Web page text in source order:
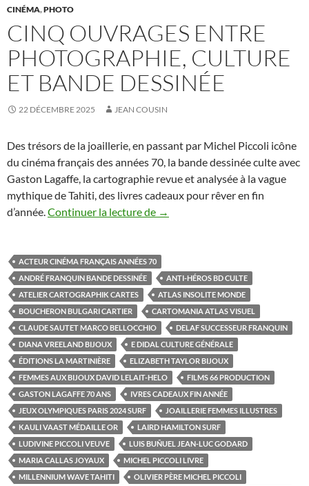
CINÉMA,PHOTO
CINQ OUVRAGES ENTRE
PHOTOGRAPHIE, CULTURE
ET BANDE DESSINÉE
22 DÉCEMBRE 2025 JEAN COUSIN
Des trésors de la joaillerie, en passant par Michel Piccoli icône
du cinéma français des années 70, la bande dessinée culte avec
Gaston Lagaffe, la cartographie revue et analysée à la vague
mythique de Tahiti, des livres cadeaux pour rêver en fin
d’année.Continuer la lecture de Cinq ouvrages entre
→
ACTEUR CINÉMA FRANÇAIS ANNÉES 70
ANDRÉ FRANQUIN BANDE DESSINÉE
ANTI-HÉROS BD CULTE
ATELIER CARTOGRAPHIK CARTES
ATLAS INSOLITE MONDE
BOUCHERON BULGARI CARTIER
CARTOMANIA ATLAS VISUEL
CLAUDE SAUTET MARCO BELLOCCHIO
DELAF SUCCESSEUR FRANQUIN
DIANA VREELAND BIJOUX
E DIDAL CULTURE GÉNÉRALE
ÉDITIONS LA MARTINIÈRE
ELIZABETH TAYLOR BIJOUX
FEMMES AUX BIJOUX DAVID LELAIT-HELO
FILMS 66 PRODUCTION
GASTON LAGAFFE 70 ANS
IVRES CADEAUX FIN ANNÉE
JEUX OLYMPIQUES PARIS 2024 SURF
JOAILLERIE FEMMES ILLUSTRES
KAULI VAAST MÉDAILLE OR
LAIRD HAMILTON SURF
LUDIVINE PICCOLI VEUVE
LUIS BUÑUEL JEAN-LUC GODARD
MARIA CALLAS JOYAUX
MICHEL PICCOLI LIVRE
MILLENNIUM WAVE TAHITI
OLIVIER PÈRE MICHEL PICCOLI